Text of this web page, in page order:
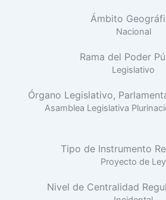
Ámbito
Nacional
Rama del Poder
Legislativo
Órgano Legislativo,
Asamblea Legislativa
Tipo de Instrumento
Proyecto de Ley
Nivel de Centralidad